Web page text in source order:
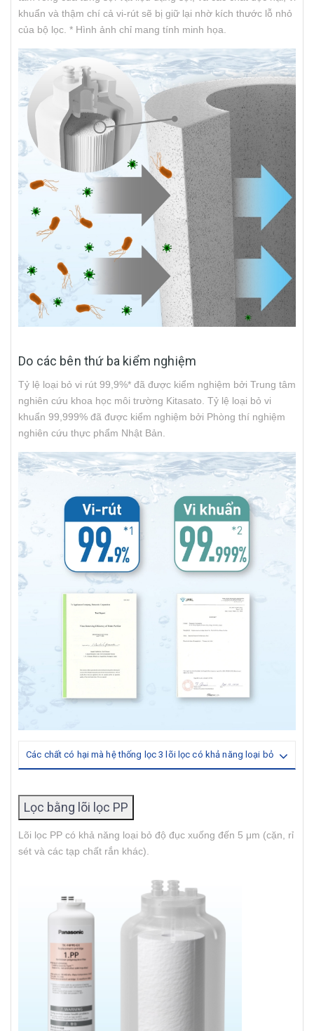
khuẩn và thậm chí cả vi-rút sẽ bị giữ lại nhờ kích thước lỗ nhỏ
của bộ lọc. * Hình ảnh chỉ mang tính minh họa.
Do các bên thứ ba kiểm nghiệm
Tỷ lệ loại bỏ vi rút 99,9%* đã được kiểm nghiệm bởi Trung tâm
nghiên cứu khoa học môi trường Kitasato. Tỷ lệ loại bỏ vi
khuẩn 99,999% đã được kiểm nghiệm bởi Phòng thí nghiệm
nghiên cứu thực phẩm Nhật Bản.
Các chất có hại mà hệ thống lọc 3 lõi lọc có khả năng loại bỏ
Lọc bằng lõi lọc PP
Lõi lọc PP có khả năng loại bỏ độ đục xuống đến 5 μm (cặn, rỉ
sét và các tạp chất rắn khác).